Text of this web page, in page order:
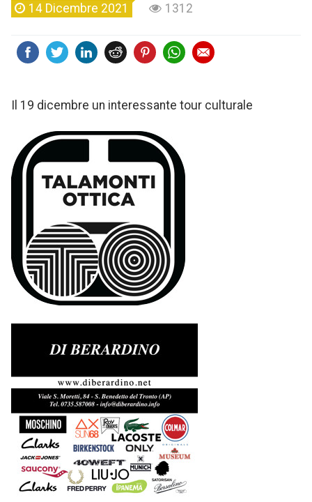
14 Dicembre 2021 1312
Il 19 dicembre un interessante tour culturale